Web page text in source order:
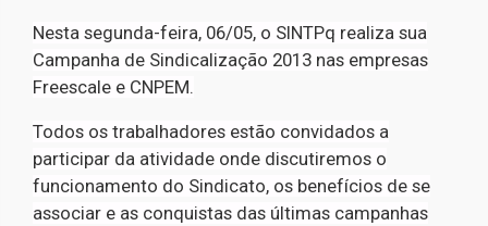
Nesta segunda-feira, 06/05, o SINTPq realiza sua
Campanha de Sindicalização 2013 nas empresas
Freescale e CNPEM.
Todos os trabalhadores estão convidados a
participar da atividade onde discutiremos o
funcionamento do Sindicato, os benefícios de se
associar e as conquistas das últimas campanhas